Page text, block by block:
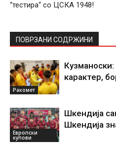
“тестира“ со ЦСКА 1948!
ПОВРЗАНИ СОДРЖИНИ
Ракомет
карактер,
Европски
купови
Шкендија
Шкендија